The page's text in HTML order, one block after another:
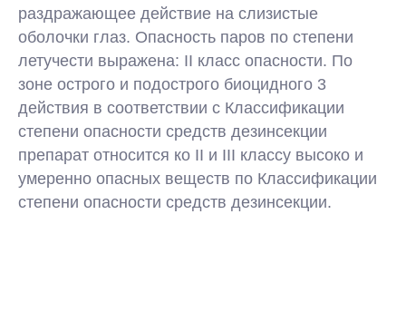
раздражающее действие на слизистые
оболочки глаз. Опасность паров по степени
летучести выражена: II класс опасности. По
зоне острого и подострого биоцидного 3
действия в соответствии с Классификации
степени опасности средств дезинсекции
препарат относится ко II и III классу высоко и
умеренно опасных веществ по Классификации
степени опасности средств дезинсекции.